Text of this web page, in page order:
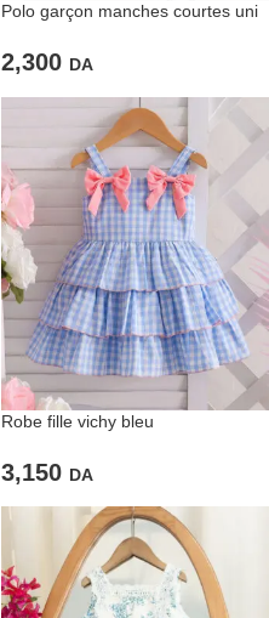
Polo garçon manches courtes uni
2,300 DA
Robe fille vichy bleu
3,150 DA